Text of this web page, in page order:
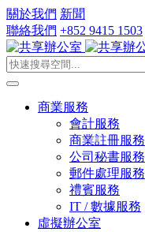
關於我們 新聞
聯絡我們 +852 9415 1503
商業服務
會計服務
商業註冊服務
公司秘書服務
郵件處理服務
禮賓服務
IT / 數據服務
虛擬辦公室